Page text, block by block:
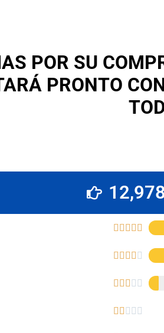
POR SU
PRONTO
    
    
    
    